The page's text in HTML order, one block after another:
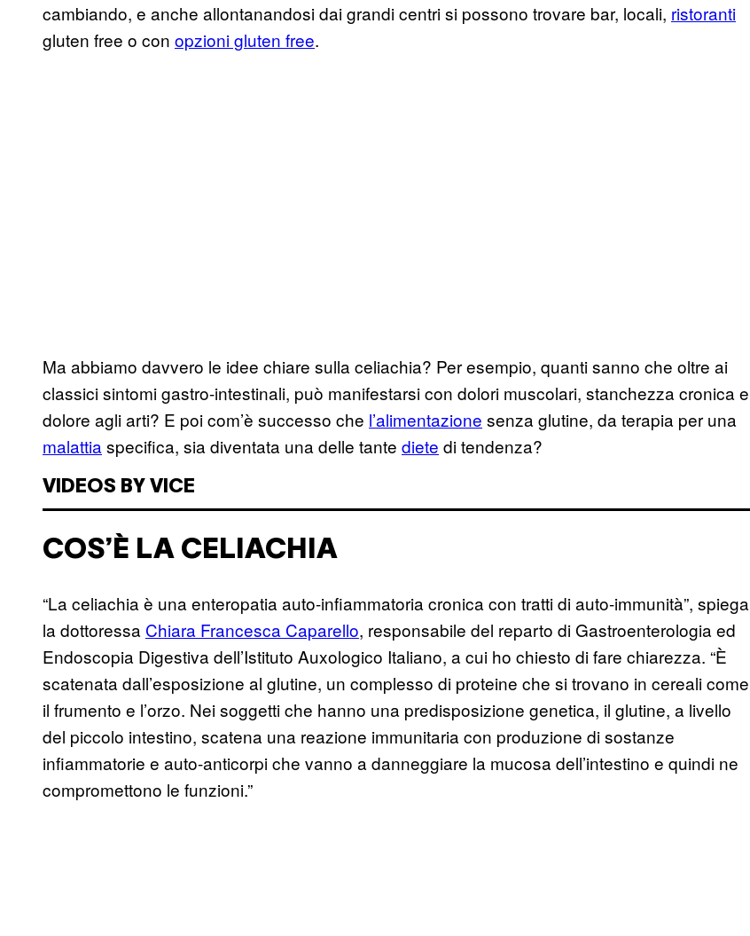
cambiando, e anche allontanandosi dai grandi centri si possono trovare bar, locali, ristoranti
gluten free o con opzioni gluten free.
Ma abbiamo davvero le idee chiare sulla celiachia? Per esempio, quanti sanno che oltre ai
classici sintomi gastro-intestinali, può manifestarsi con dolori muscolari, stanchezza cronica e
dolore agli arti? E poi com’è successo che l’alimentazione senza glutine, da terapia per una
malattia specifica, sia diventata una delle tante diete di tendenza?
VIDEOS BY VICE
COS’È LA CELIACHIA
“La celiachia è una enteropatia auto-infiammatoria cronica con tratti di auto-immunità”, spiega
la dottoressa Chiara Francesca Caparello, responsabile del reparto di Gastroenterologia ed
Endoscopia Digestiva dell’Istituto Auxologico Italiano, a cui ho chiesto di fare chiarezza. “È
scatenata dall’esposizione al glutine, un complesso di proteine che si trovano in cereali come
il frumento e l’orzo. Nei soggetti che hanno una predisposizione genetica, il glutine, a livello
del piccolo intestino, scatena una reazione immunitaria con produzione di sostanze
infiammatorie e auto-anticorpi che vanno a danneggiare la mucosa dell’intestino e quindi ne
compromettono le funzioni.”